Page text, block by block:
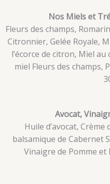
Nos Miels et
Fleurs des champs,
Citronnier, Gelée Royale,
l’écorce de citron, Miel
miel Fleurs des champs,
Avocat,
Huile d’avocat, Crème
balsamique de Cabernet
Vinaigre de Pomme et